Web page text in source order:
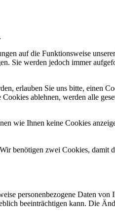
auf die Funktionsweise
Sie werden jedoch immer
erlauben Sie uns bitte, einen
ablehnen, werden alle
wie Ihnen keine Cookies
benötigen zwei Cookies, damit
personenbezogene Daten von
beeinträchtigen kann. Die